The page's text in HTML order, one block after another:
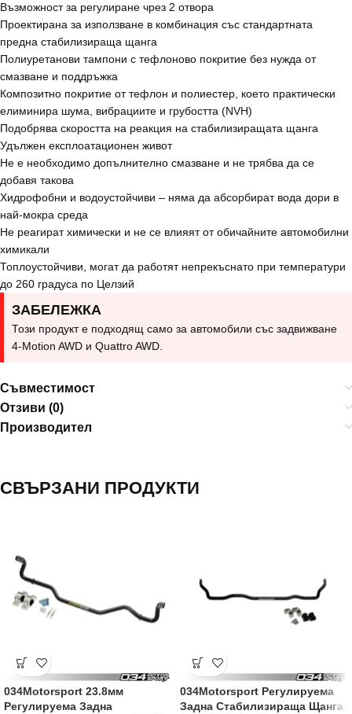
Възможност за регулиране чрез 2 отвора
Проектирана за използване в комбинация със стандартната
предна стабилизираща щанга
Полиуретанови тампони с тефлоново покритие без нужда от
смазване и поддръжка
Композитно покритие от тефлон и полиестер, което практически
елиминира шума, вибрациите и грубостта (NVH)
Подобрява скоростта на реакция на стабилизиращата щанга
Удължен експлоатационен живот
Не е необходимо допълнително смазване и не трябва да се
добавя такова
Хидрофобни и водоустойчиви – няма да абсорбират вода дори в
най-мокра среда
Не реагират химически и не се влияят от обичайните автомобилни
химикали
Топлоустойчиви, могат да работят непрекъснато при температури
до 260 градуса по Целзий
ЗАБЕЛЕЖКА
Този продукт е подходящ само за автомобили със задвижване
4-Motion AWD и Quattro AWD.
Съвместимост
Отзиви (0)
Производител
СВЪРЗАНИ ПРОДУКТИ
034Motorsport 23.8мм
Регулируема Задна
034Motorsport Регулируема
Задна Стабилизираща Щанга